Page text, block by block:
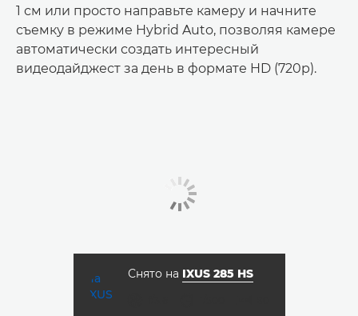
1 см или просто направьте камеру и начните
съемку в режиме Hybrid Auto, позволяя камере
автоматически создать интересный
видеодайджест за день в формате HD (720p).
Снято на IXUS 285 HS